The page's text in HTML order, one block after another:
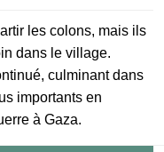
les colons, mais ils
dans le village.
culminant dans
importants en
à Gaza.